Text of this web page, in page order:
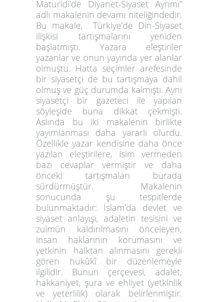
Maturidi’de Diyanet-Siyaset Ayrımı”
adlı makalenin devamı niteliğindedir.
Bu makale, Türkiye’de Din-Siyaset
ilişkisi tartışmalarını yeniden
başlatmıştı. Yazara eleştiriler
yazanlar ve onun yayında yer alanlar
olmuştu. Hatta seçimler arefesinde
bir siyasetçi de bu tartışmaya dahil
olmuş ve güç durumda kalmıştı. Aynı
siyasetçi bir gazeteci ile yapılan
söyleşide buna dikkat çekmişti.
Aslında bu iki makalenin birlikte
yayımlanması daha yararlı olurdu.
Özellikle yazar kendisine daha önce
yazılan eleştirilere, isim vermeden
bazı cevaplar vermiştir ve daha
önceki tartışmaları burada
sürdürmüştür. Makalenin
sonucunda şu tespitlerde
bulunmaktadır: İslam’da devlet ve
siyaset anlayışı, adaletin tesisini ve
zulmün kaldırılmasını önceleyen,
insan haklarının korumasını ve
yetkinin halktan alınmasını gerekli
gören hukûkî bir düzenlemeyle
ilgilidir. Bunun çerçevesi, adalet,
hakkaniyet, şura ve ehliyet (yetkinlik
ve yeterlilik) olarak belirlenmiştir.